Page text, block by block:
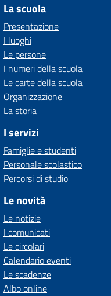
La scuola
Presentazione
I luoghi
Le persone
I numeri della scuola
Le carte della scuola
Organizzazione
La storia
I servizi
Famiglie e studenti
Personale scolastico
Percorsi di studio
Le novità
Le notizie
I comunicati
Le circolari
Calendario eventi
Le scadenze
Albo online